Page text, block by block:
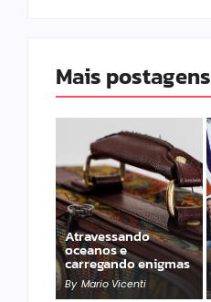
Mais postagens
Atravessando
oceanos e
carregando enigmas
By Mario Vicenti